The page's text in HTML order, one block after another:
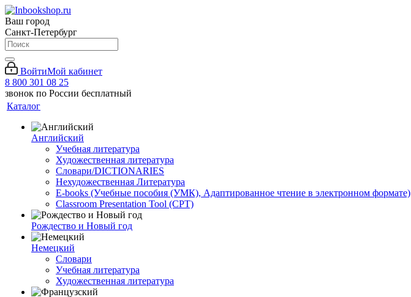
Ваш город
Санкт-Петербург
ВойтиМой кабинет
8 800 301 08 25
звонок по России бесплатный
Каталог
Английский
Учебная литература
Художественная литература
Словари/DICTIONARIES
Нехудожественная Литература
E-books (Учебные пособия (УМК), Адаптированное чтение в электронном формате)
Classroom Presentation Tool (CPT)
Рождество и Новый год
Немецкий
Словари
Учебная литература
Художественная литература